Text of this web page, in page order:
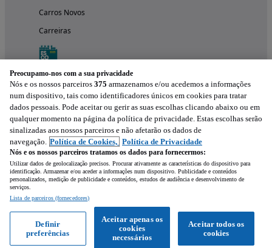
Carros Novos
Carreiras
Experimenta a aplicação
Preocupamo-nos com a sua privacidade
Nós e os nossos parceiros 375 armazenamos e/ou acedemos a informações
num dispositivo, tais como identificadores únicos em cookies para tratar
dados pessoais. Pode aceitar ou gerir as suas escolhas clicando abaixo ou em
qualquer momento na página da política de privacidade. Estas escolhas serão
sinalizadas aos nossos parceiros e não afetarão os dados de
navegação. Política de Cookies, Política de Privacidade
Nós e os nossos parceiros tratamos os dados para fornecermos:
Utilizar dados de geolocalização precisos. Procurar ativamente as características do dispositivo para
identificação. Armazenar e/ou aceder a informações num dispositivo. Publicidade e conteúdos
personalizados, medição de publicidade e conteúdos, estudos de audiência e desenvolvimento de
serviços.
Lista de parceiros (fornecedores)
Aceitar todos os
cookies
Aceitar apenas os
cookies
necessários
Definir
preferências